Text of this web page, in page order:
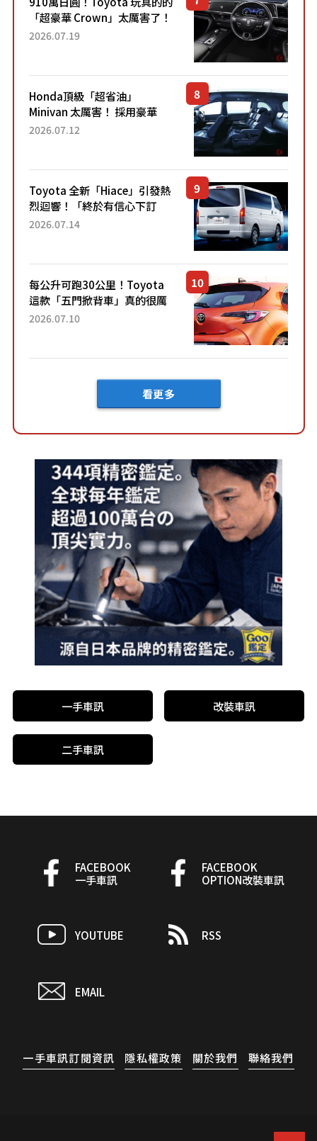
「超豪華 Crown」太厲害了！
採用由「匠人技藝」打造的
2026.07.19
Honda頂級「超省油」
Minivan 太厲害！ 採用豪華
「真皮座椅」與專屬「黑色內
「三...
2026.07.12
Toyota 全新「Hiace」引發熱
烈迴響！「終於有信心下訂
了！」「哪個等級交車最
車？...
2026.07.14
每公升可跑30公里！Toyota
這款「五門掀背車」真的很厲
害！ 擁有全長4.3公尺的「剛剛
2026.07.10
看更多
一手車訊 改裝車訊
二手車訊
FACEBOOK
一手車訊
FACEBOOK
OPTION改裝車訊
YOUTUBE RSS
EMAIL
一手車訊訂閱資訊 隱私權政策 關於我們 聯絡我們